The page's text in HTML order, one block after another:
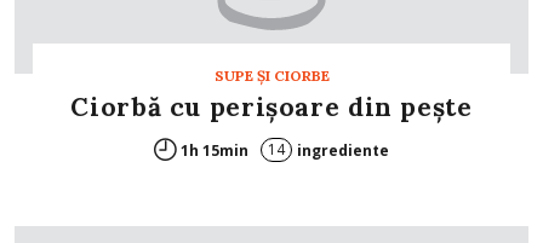
SUPE ŞI CIORBE
Ciorbă cu perişoare din peşte
1h 15min 14 ingrediente